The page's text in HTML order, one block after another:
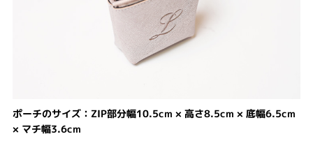
ポーチのサイズ：ZIP部分幅10.5cm × 高さ8.5cm × 底幅6.5cm
× マチ幅3.6cm